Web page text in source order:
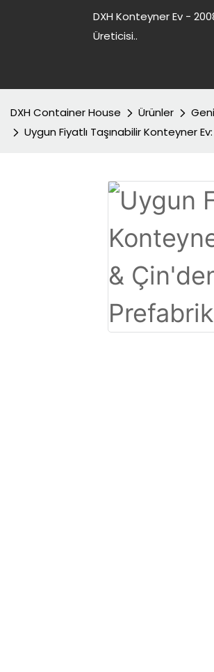
DXH Konteyner Ev -
Üreticisi..
DXH Container House Ürünler
Uygun Fiyatlı Taşınabilir Konteyner